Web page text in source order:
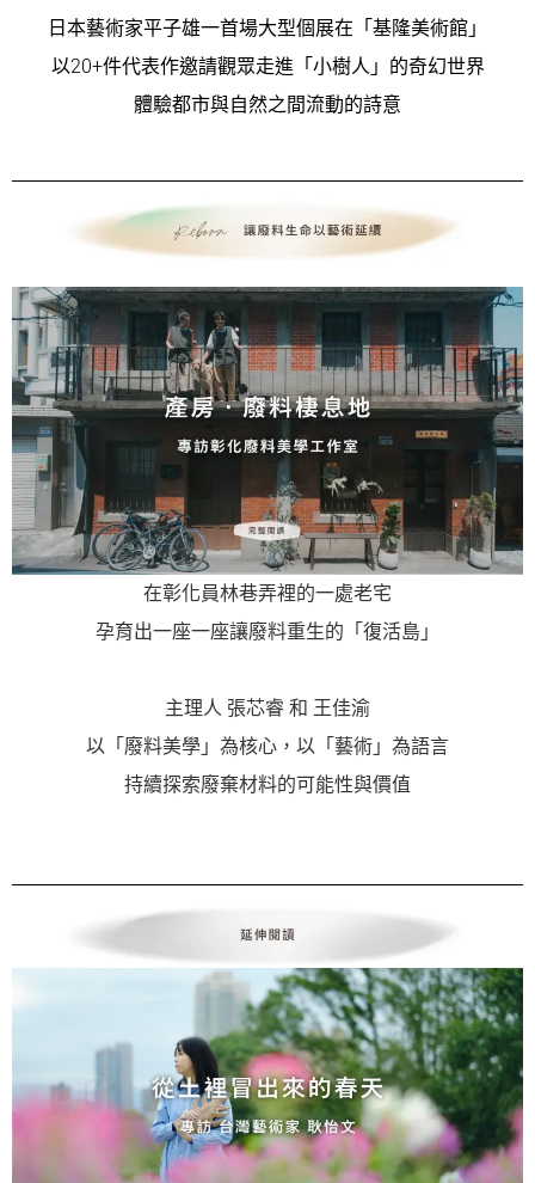
日本藝術家平子雄一首場大型個展在「基隆美術館」
以20+件代表作邀請觀眾走進「小樹人」的奇幻世界
體驗都市與自然之間流動的詩意
在彰化員林巷弄裡的一處老宅
孕育出一座一座讓廢料重生的「復活島」
主理人 張芯睿 和 王佳渝
以「廢料美學」為核心，以「藝術」為語言
持續探索廢棄材料的可能性與價值